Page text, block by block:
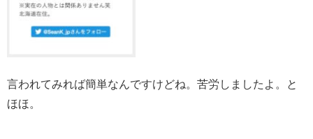
言われてみれば簡単なんですけどね。苦労しましたよ。と
ほほ。